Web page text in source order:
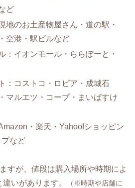
ど
地のお土産物屋さん・道の駅・
空港・駅ビルなど
：イオンモール・ららぽーと・
：コストコ・ロピア・成城石
マルエツ・コープ・まいばすけ
・楽天・Yahoo!ショッピン
など
すが、値段は購入場所や時期によ
違いがあります。
（※時期や店舗に